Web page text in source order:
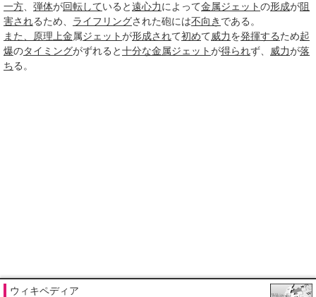
一方
弾体が回転していると遠心力によって金属ジェットの形成が阻
害されるため、 ライフリングされた砲には不向き である。
また、
原理 上金属ジェットが形成されて初めて威力を発揮するため起
爆のタイミングがずれると十分な金属ジェットが得られず、 威力が落
ちる。
ウィキペディア